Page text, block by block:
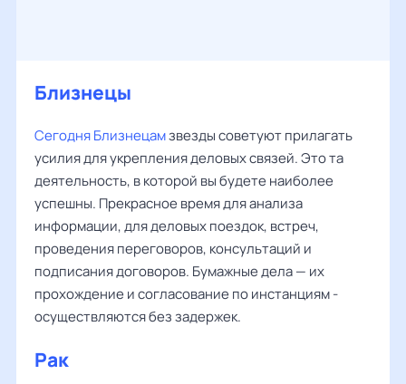
Близнецы
Сегодня Близнецамзвезды советуют прилагать
усилия для укрепления деловых связей. Это та
деятельность, в которой вы будете наиболее
успешны. Прекрасное время для анализа
информации, для деловых поездок, встреч,
проведения переговоров, консультаций и
подписания договоров. Бумажные дела — их
прохождение и согласование по инстанциям -
осуществляются без задержек.
Рак